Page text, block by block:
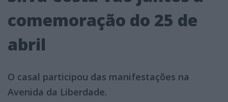
comemoração do 25 de
abril
O casal participou das manifestações na
Avenida da Liberdade.